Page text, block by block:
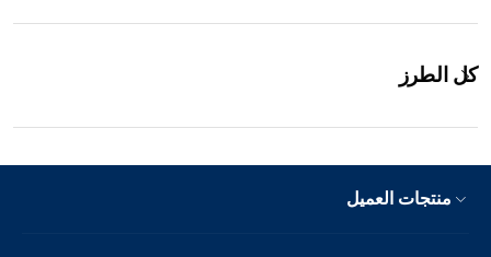
كل الطرز
منتجات العميل